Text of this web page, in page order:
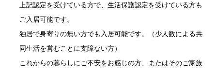
上記認定を受けている方で、生活保護認定を受けている方も
ご入居可能です。
独居で身寄りの無い方でも入居可能です。（少人数による共
同生活を営むことに支障ない方）
これからの暮らしにご不安をお感じの方、またはそのご家族